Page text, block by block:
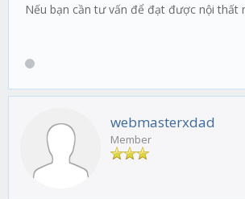
Nếu bạn cần tư vấn để đạt được nội thất
webmasterxdad
Member